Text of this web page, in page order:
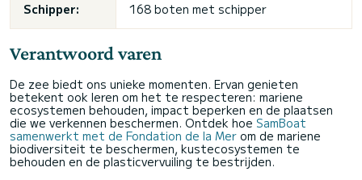
Schipper: 168 boten met schipper
Verantwoord varen
De zee biedt ons unieke momenten. Ervan genieten
betekent ook leren om het te respecteren: mariene
ecosystemen behouden, impact beperken en de plaatsen
die we verkennen beschermen. Ontdek hoe SamBoat
samenwerkt met de Fondation de la Mer om de mariene
biodiversiteit te beschermen, kustecosystemen te
behouden en de plasticvervuiling te bestrijden.